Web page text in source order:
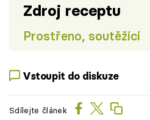
Zdroj receptu
Prostřeno, soutěžící
Vstoupit do diskuze
Sdílejte článek